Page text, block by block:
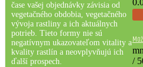
/
čase vašej objednávky závisia od
vegetačného obdobia, vegetačného
vývoja rastliny a ich aktuálnych
potrieb. Tieto formy nie sú
negatívnym ukazovateľom vitality a
kvality rastlín a neovplyvňujú ich
ďalší prospech.